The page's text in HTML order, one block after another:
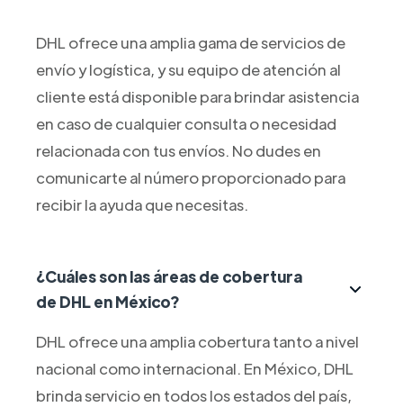
DHL ofrece una amplia gama de servicios de
envío y logística, y su equipo de atención al
cliente está disponible para brindar asistencia
en caso de cualquier consulta o necesidad
relacionada con tus envíos. No dudes en
comunicarte al número proporcionado para
recibir la ayuda que necesitas.
¿Cuáles son las áreas de cobertura
de DHL en México?
DHL ofrece una amplia cobertura tanto a nivel
nacional como internacional. En México, DHL
brinda servicio en todos los estados del país,